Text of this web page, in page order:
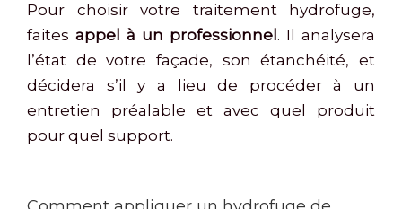
Pour choisir votre traitement hydrofuge,
faites appel à un professionnel . Il analysera
l’état de votre façade, son étanchéité, et
décidera s’il y a lieu de procéder à un
entretien préalable et avec quel produit
pour quel support.